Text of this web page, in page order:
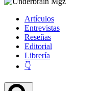
Artículos
Entrevistas
Reseñas
Editorial
Librería
👇